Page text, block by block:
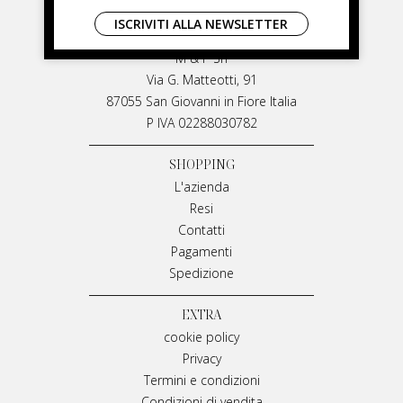
LIVIANA MIRARCHI
M & P Srl
Via G. Matteotti, 91
87055 San Giovanni in Fiore Italia
P IVA 02288030782
SHOPPING
L'azienda
Resi
Contatti
Pagamenti
Spedizione
EXTRA
cookie policy
Privacy
Termini e condizioni
ISCRIVITI ALLA NEWSLETTER